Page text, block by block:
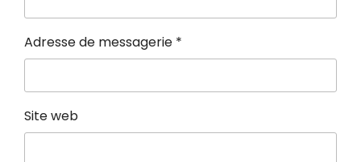
Adresse de messagerie *
Site web